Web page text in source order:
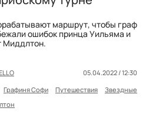
маршрут, чтобы граф
ошибок принца Уильяма и
Миддлтон.
05.04.2022 / 12:30
Графиня Софи Путешествия
Звездные